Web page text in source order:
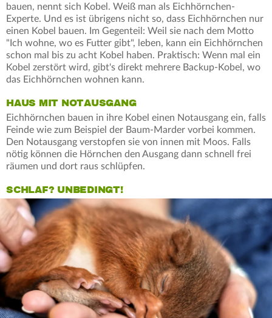
bauen, nennt sich Kobel. Weiß man als Eichhörnchen-
Experte. Und es ist übrigens nicht so, dass Eichhörnchen nur
einen Kobel bauen. Im Gegenteil: Weil sie nach dem Motto
"Ich wohne, wo es Futter gibt", leben, kann ein Eichhörnchen
schon mal bis zu acht Kobel haben. Praktisch: Wenn mal ein
Kobel zerstört wird, gibt's direkt mehrere Backup-Kobel, wo
das Eichhörnchen wohnen kann.
HAUS MIT NOTAUSGANG
Eichhörnchen bauen in ihre Kobel einen Notausgang ein, falls
Feinde wie zum Beispiel der Baum-Marder vorbei kommen.
Den Notausgang verstopfen sie von innen mit Moos. Falls
nötig können die Hörnchen den Ausgang dann schnell frei
räumen und dort raus schlüpfen.
SCHLAF? UNBEDINGT!